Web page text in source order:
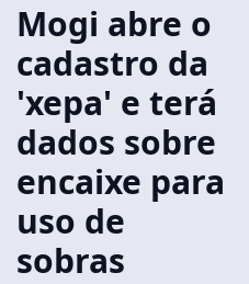
Mogi abre o
cadastro da
'xepa' e terá
dados sobre
encaixe para
uso de
sobras